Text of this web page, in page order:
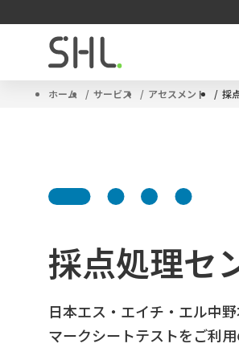
ホーム サービス アセスメント 採
採点処理セ
日本エス・エイチ・エル中
マークシートテストをご利